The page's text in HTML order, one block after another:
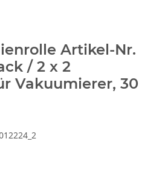
Artikel-Nr.
/ 2 x 2
Vakuumierer, 30